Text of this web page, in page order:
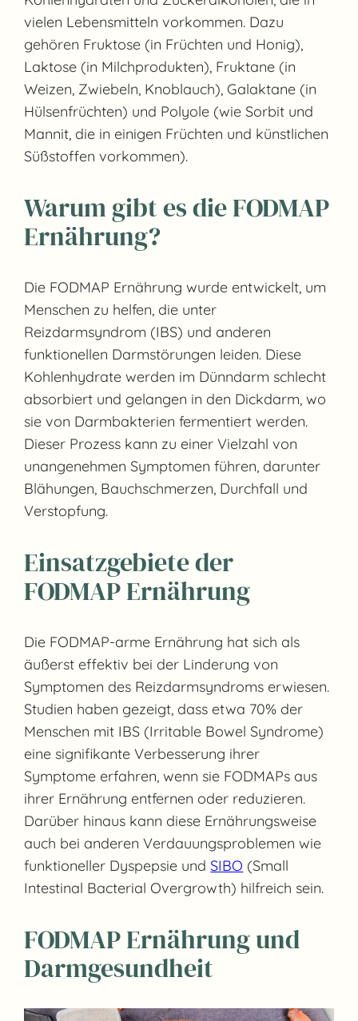
vielen Lebensmitteln vorkommen. Dazu
gehören Fruktose (in Früchten und Honig),
Laktose (in Milchprodukten), Fruktane (in
Weizen, Zwiebeln, Knoblauch), Galaktane (in
Hülsenfrüchten) und Polyole (wie Sorbit und
Mannit, die in einigen Früchten und künstlichen
Süßstoffen vorkommen).
Warum gibt es die FODMAP
Ernährung?
Die FODMAP Ernährung wurde entwickelt, um
Menschen zu helfen, die unter
Reizdarmsyndrom (IBS) und anderen
funktionellen Darmstörungen leiden. Diese
Kohlenhydrate werden im Dünndarm schlecht
absorbiert und gelangen in den Dickdarm, wo
sie von Darmbakterien fermentiert werden.
Dieser Prozess kann zu einer Vielzahl von
unangenehmen Symptomen führen, darunter
Blähungen, Bauchschmerzen, Durchfall und
Verstopfung.
Einsatzgebiete der
FODMAP Ernährung
Die FODMAP-arme Ernährung hat sich als
äußerst effektiv bei der Linderung von
Symptomen des Reizdarmsyndroms erwiesen.
Studien haben gezeigt, dass etwa 70% der
Menschen mit IBS (Irritable Bowel Syndrome)
eine signifikante Verbesserung ihrer
Symptome erfahren, wenn sie FODMAPs aus
ihrer Ernährung entfernen oder reduzieren.
Darüber hinaus kann diese Ernährungsweise
auch bei anderen Verdauungsproblemen wie
funktioneller Dyspepsie undSIBO (Small
Intestinal Bacterial Overgrowth) hilfreich sein.
FODMAP Ernährung und
Darmgesundheit